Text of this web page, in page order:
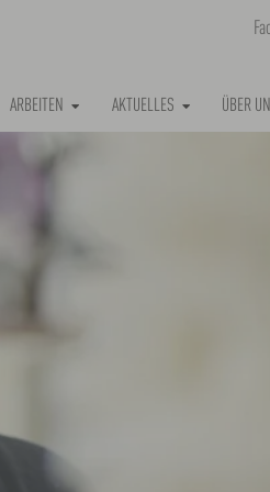
ARBEITEN AKTUELLES ÜBER